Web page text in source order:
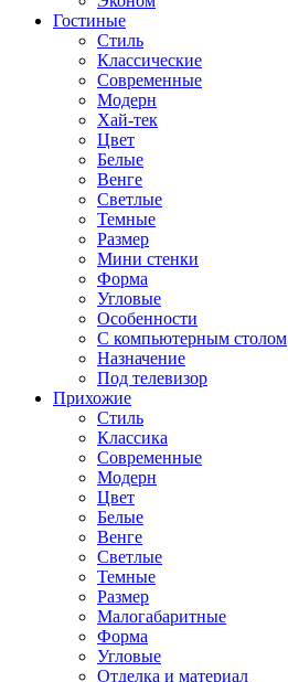
Гостиные
Стиль
Классические
Современные
Модерн
Хай-тек
Цвет
Белые
Венге
Светлые
Темные
Размер
Мини стенки
Форма
Угловые
Особенности
С компьютерным столом
Назначение
Под телевизор
Прихожие
Стиль
Классика
Современные
Модерн
Цвет
Белые
Венге
Светлые
Темные
Размер
Малогабаритные
Форма
Угловые
Отделка и материал